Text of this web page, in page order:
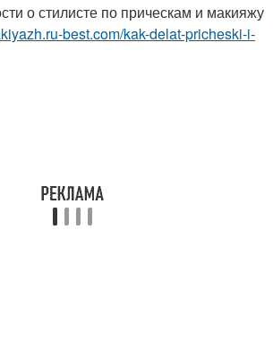
о стилисте по прическам и макияжу
best.com/kak-delat-pricheski-i-